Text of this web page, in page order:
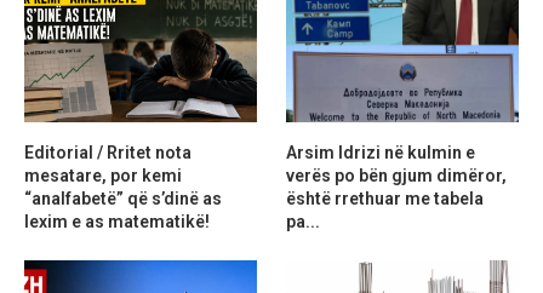
Editorial / Rritet nota
mesatare, por kemi
“analfabetë” që s’dinë as
lexim e as matematikë!
Arsim Idrizi në kulmin e
verës po bën gjum dimëror,
është rrethuar me tabela
pa...